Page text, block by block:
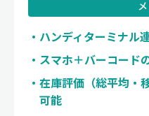
ハンディターミナル
スマホ＋バーコード
在庫評価（総平均・
可能